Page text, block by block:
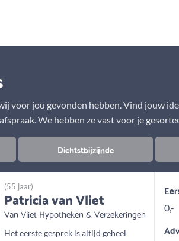
voor jou gevonden hebben. Vind jouw
We hebben ze vast voor je
Dichtstbijzijnde
(55 jaar)
Patricia van Vliet
Van Vliet Hypotheken & Verzekeringen
Het eerste gesprek is altijd geheel
0,-